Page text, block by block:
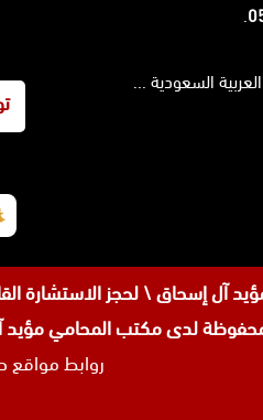
.
القانونية على رقم 0560077289 الخيار الامثل للمواطنين
مكتب المحامي مؤيد
روابط مواقع